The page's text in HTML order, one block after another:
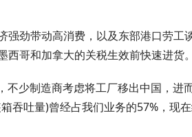
劲带动高消费，以及东部港口劳工
哥和加拿大的关税生效前快速进货。
少制造商考虑将工厂移出中国，进
吞吐量)曾经占我们业务的57%，现